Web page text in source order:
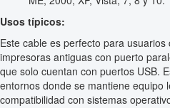
Usos típicos:
Este cable es perfecto para
impresoras antiguas con puerto
que solo cuentan con puertos USB.
entornos donde se mantiene equipo
compatibilidad con sistemas